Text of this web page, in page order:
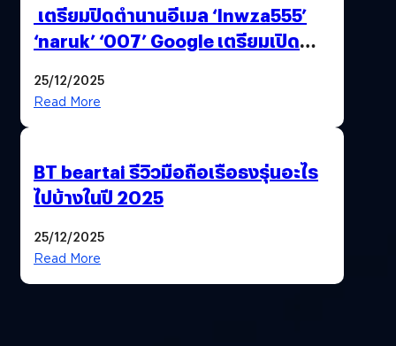
เตรียมปิดตำนานอีเมล ‘lnwza555’
‘naruk’ ‘007’ Google เตรียมเปิด
25/12/2025
Read More
BT beartai รีวิวมือถือเรือธงรุ่นอะไร
ไปบ้างในปี 2025
25/12/2025
Read More